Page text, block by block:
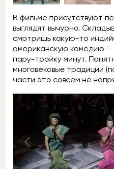
В фильме присутствуют
выглядят вычурно.
смотришь какую-то
американскую комедию —
пару-тройку минут.
многовековые традиции
части это совсем не